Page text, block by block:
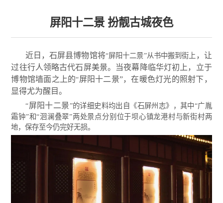
屏阳十二景 扮靓古城夜色
近日 ，石屏县博物馆将“屏阳十二景”从书中搬到街上 ， 让
过往行人领略古代石屏美景。
当夜幕降临华灯初上 ， 立于
博物馆墙面之上的“屏阳十二景”，在暖色灯光的照射下，
显得尤为醒目。
“屏阳十二景”的详细史料均出自《石屏州志》，其中“广胤
霜钟”和“洄澜叠翠”两处景点分别位于坝心镇龙港村与新街村两
地，保存至今仍完好无损。